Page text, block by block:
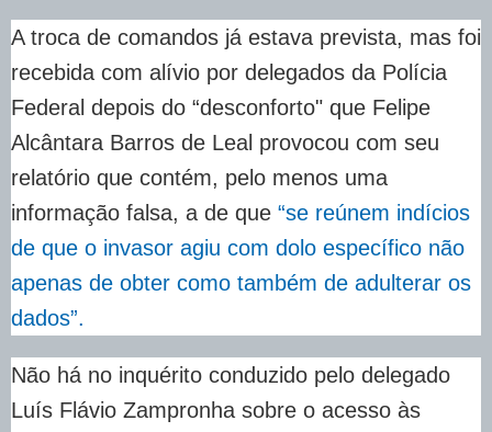
A troca de comandos já estava prevista, mas foi
recebida com alívio por delegados da Polícia
Federal depois do “desconforto" que Felipe
Alcântara Barros de Leal provocou com seu
relatório que contém, pelo menos uma
informação falsa, a de que “se reúnem indícios
de que o invasor agiu com dolo específico não
apenas de obter como também de adulterar os
dados”.
Não há no inquérito conduzido pelo delegado
Luís Flávio Zampronha sobre o acesso às